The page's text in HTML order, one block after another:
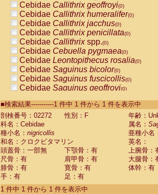
Cebidae Callithrix geoffroyi(0)
Cebidae Callithrix humeralifer(0)
Cebidae Callithrix jacchus(0)
Cebidae Callithrix penicillata(0)
Cebidae Callithrixspp.(0)
Cebidae Cebuella pygmaea(0)
Cebidae Leontopithecus rosalia(0)
Cebidae Saguinus bicolor(0)
Cebidae Saguinus fuscicollis(0)
Cebidae Saguinus geoffroyi(0)
CebidaeSaguinus labiatus(0)
Cebidae Saguinus leucopus (0)
Cebidae
CebidaeSaguinus mystax
CebidaeSaguinus nigricollis (1)
Cebidae Saguinus oedipus
Cebidae Saguinus weddelli
Cebidae Saguinusspp.
Cebidae Aotus trivirgatus
Cebidae Cebus albifrons
■検索結果-----------1 件中 1 件から 1 件を表示中
剖検番号：02272
性別：F
年齢：
科名：Cebidae
属名：
種小名： nigricollis
亜種小名
和名：クロクビタマリン
英名：
頭蓋骨：一部無
下顎骨：有
上腕骨：
尺骨：有
肩甲骨：有
大腿骨：
腓骨：有
寛骨：有
体幹：有
手：有
足：有
1 件中 1 件から 1 件を表示中